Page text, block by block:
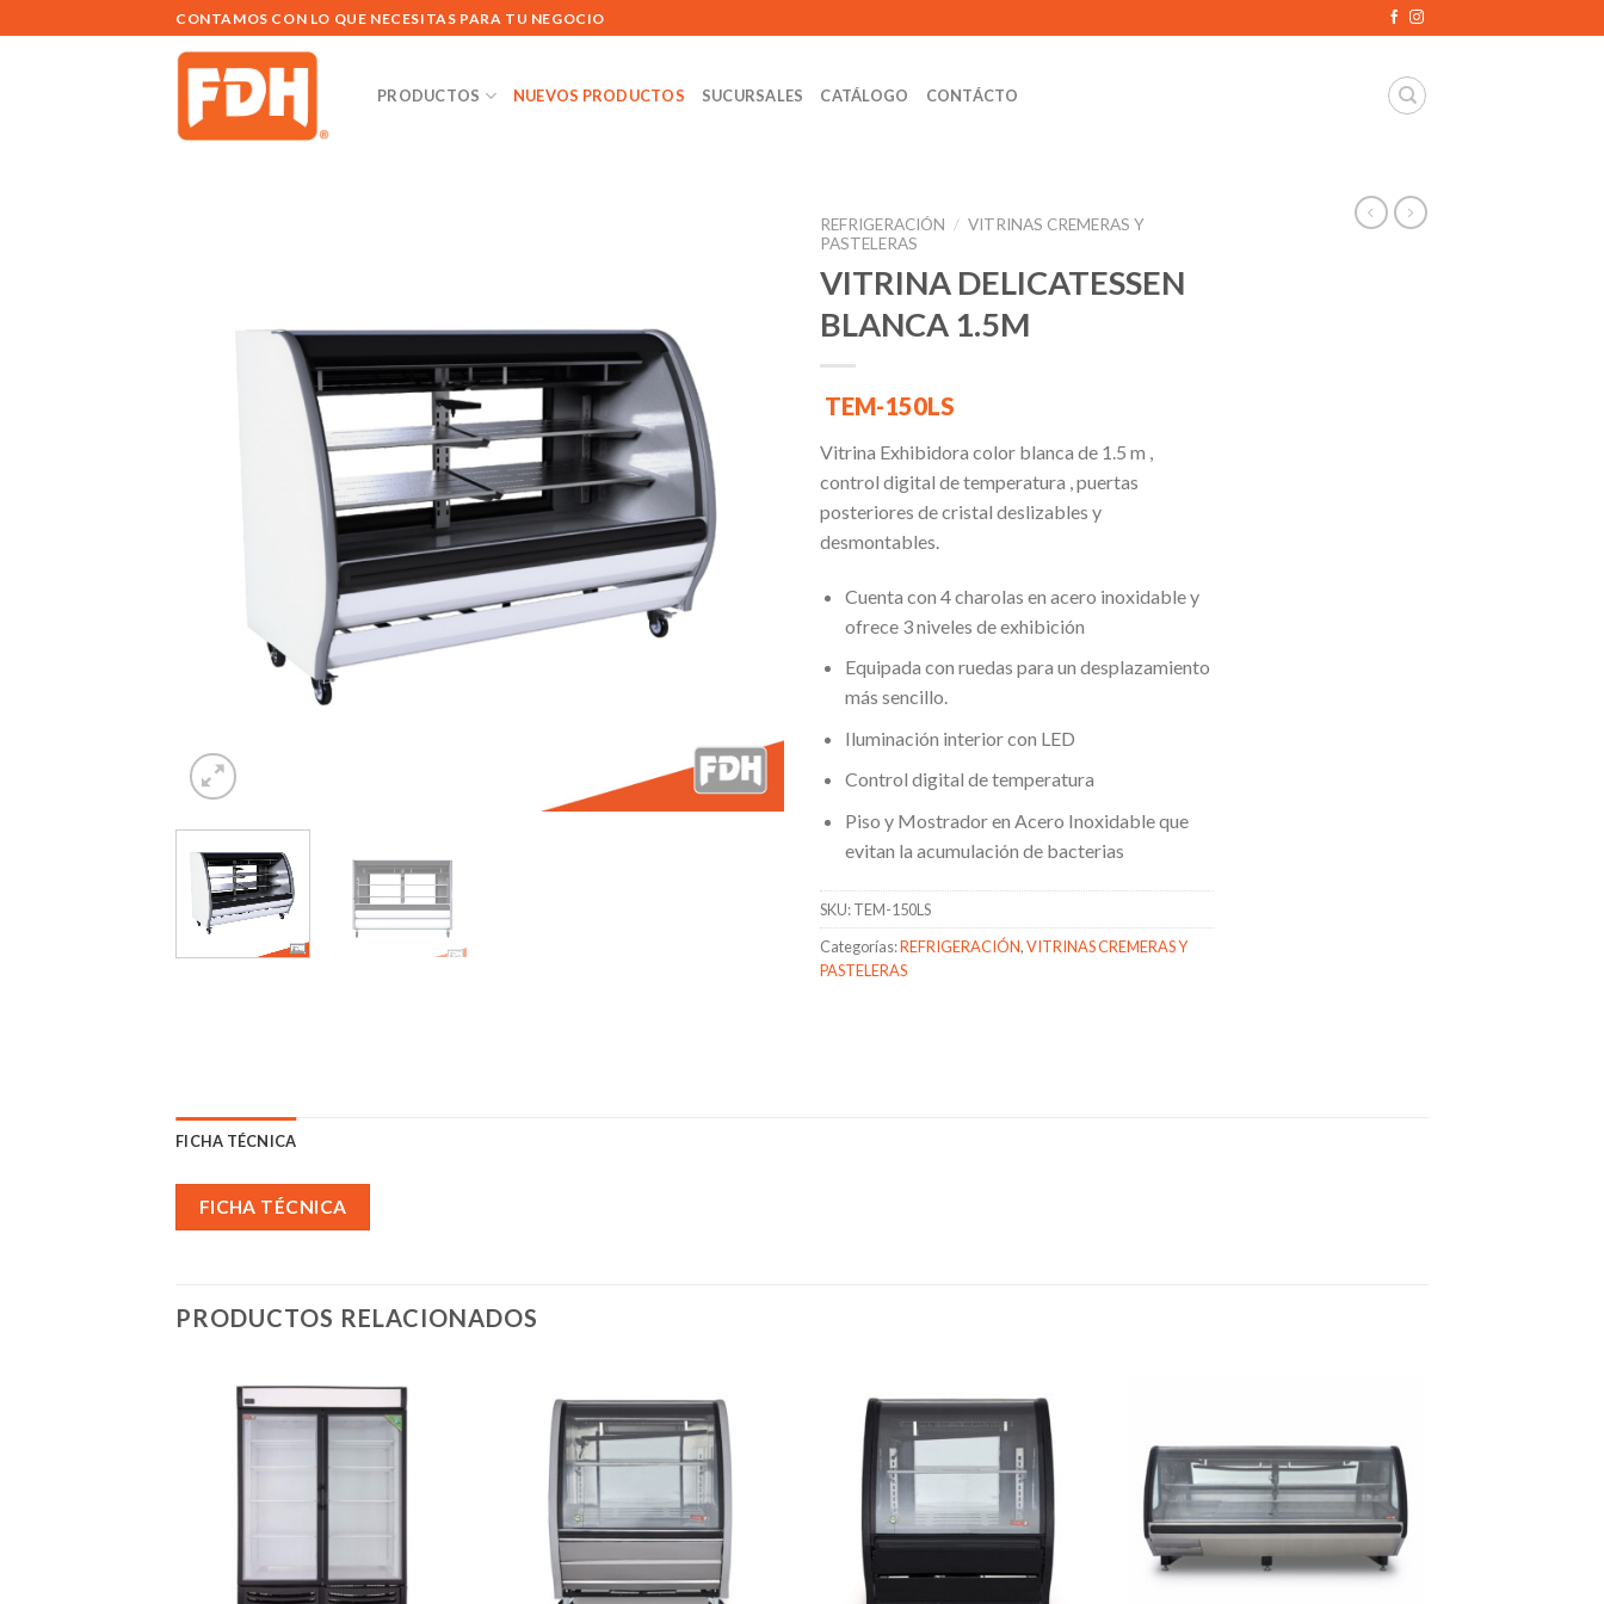
al
CONTAMOS CON LO QUE NECESITAS PARA TU NEGOCIO
PRODUCTOS NUEVOS PRODUCTOS SUCURSALES CATÁLOGO CONTÁCTO
REFRIGERACIÓN / VITRINAS CREMERAS Y
PASTELERAS
VITRINA DELICATESSEN
BLANCA 1.5M
TEM-150LS
Vitrina Exhibidora color blanca de 1.5 m ,
control digital de temperatura , puertas
posteriores de cristal deslizables y
desmontables.
Cuenta con 4 charolas en acero inoxidable y
ofrece 3 niveles de exhibición
Equipada con ruedas para un desplazamiento
más sencillo.
Iluminación interior con LED
Control digital de temperatura
Piso y Mostrador en Acero Inoxidable que
evitan la acumulación de bacterias
SKU:TEM-150LS
Categorías:REFRIGERACIÓN,VITRINAS CREMERAS Y
PASTELERAS
FICHA TÉCNICA
FICHA TÉCNICA
PRODUCTOS RELACIONADOS
Añadir
a la
Añadir
a la
lista de
deseos